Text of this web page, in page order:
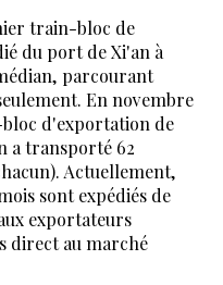
train-bloc de
du port de Xi'an à
parcourant
En novembre
d'exportation de
a transporté 62
Actuellement,
sont expédiés de
exportateurs
direct au marché